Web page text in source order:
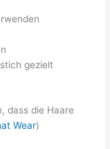
gezielt
dass die Haare
Wear)